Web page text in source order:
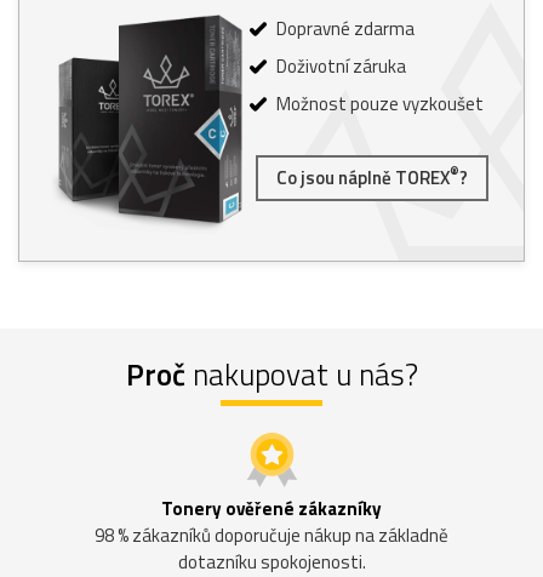
Dopravné zdarma
Doživotní záruka
Možnost pouze vyzkoušet
Co jsou náplně TOREX®?
Proč nakupovat u nás?
Tonery ověřené zákazníky
98 % zákazníků doporučuje nákup na základně
dotazníku spokojenosti.